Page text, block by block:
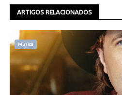
ARTIGOS RELACIONADOS
Música